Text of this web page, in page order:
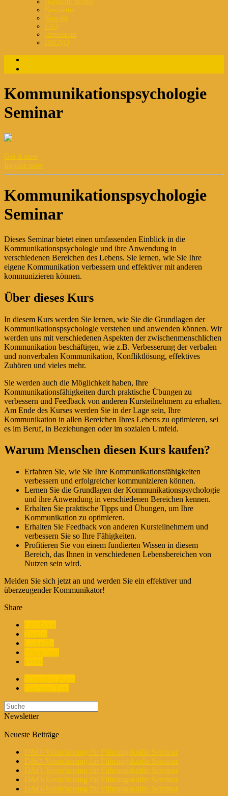
Highlight Archiv
Newsletter
Kontakt
FAQ
Impressum
DSGVO
Kommunikationspsychologie
Seminar
Get it now
Inquire now
Kommunikationspsychologie
Seminar
Dieses Seminar bietet einen umfassenden Einblick in die
Kommunikationspsychologie und ihre Anwendung in
verschiedenen Bereichen des Lebens. Sie lernen, wie Sie Ihre
eigene Kommunikation verbessern und effektiver mit anderen
kommunizieren können.
Über dieses Kurs
In diesem Kurs werden Sie lernen, wie Sie die Grundlagen der
Kommunikationspsychologie verstehen und anwenden können. Wir
werden uns mit verschiedenen Aspekten der zwischenmenschlichen
Kommunikation beschäftigen, wie z.B. Verbesserung der verbalen
und nonverbalen Kommunikation, Konfliktlösung, effektives
Zuhören und vieles mehr.
Sie werden auch die Möglichkeit haben, Ihre
Kommunikationsfähigkeiten durch praktische Übungen zu
verbessern und Feedback von anderen Kursteilnehmern zu erhalten.
Am Ende des Kurses werden Sie in der Lage sein, Ihre
Kommunikation in allen Bereichen Ihres Lebens zu optimieren, sei
es im Beruf, in Beziehungen oder im sozialen Umfeld.
Warum Menschen diesen Kurs kaufen?
Erfahren Sie, wie Sie Ihre Kommunikationsfähigkeiten
verbessern und erfolgreicher kommunizieren können.
Lernen Sie die Grundlagen der Kommunikationspsychologie
und ihre Anwendung in verschiedenen Bereichen kennen.
Erhalten Sie praktische Tipps und Übungen, um Ihre
Kommunikation zu optimieren.
Erhalten Sie Feedback von anderen Kursteilnehmern und
verbessern Sie so Ihre Fähigkeiten.
Profitieren Sie von einem fundierten Wissen in diesem
Bereich, das Ihnen in verschiedenen Lebensbereichen von
Nutzen sein wird.
Melden Sie sich jetzt an und werden Sie ein effektiver und
überzeugender Kommunikator!
Share
Newsletter
Neueste Beiträge
D&O-Versicherung für Führungskräfte Seminar
D&O-Versicherung für Führungskräfte Seminar
D&O-Versicherung für Führungskräfte Seminar
D&O-Versicherung für Führungskräfte Seminar
D&O-Versicherung für Führungskräfte Seminar